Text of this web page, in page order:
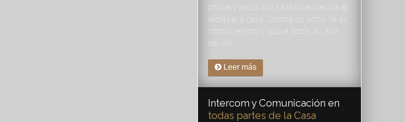
phone y tenga una cálida bienvenida al
regresar a casa. Oprima un botón de su
control remoto y digale adiós al calor
del día.
Leer más
Intercom y Comunicación en
todas partes de la Casa